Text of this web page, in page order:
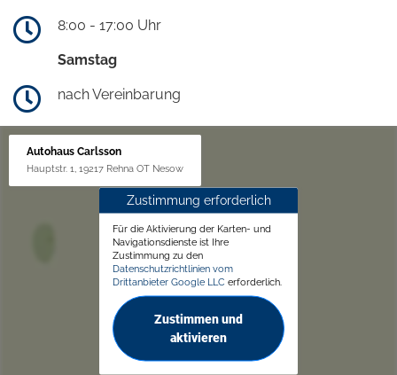
8:00 - 17:00 Uhr
Samstag
nach Vereinbarung
Autohaus Carlsson
Hauptstr. 1, 19217 Rehna OT Nesow
Zustimmung erforderlich
Für die Aktivierung der Karten- und
Navigationsdienste ist Ihre
Zustimmung zu den
Datenschutzrichtlinien vom
Drittanbieter Google LLC erforderlich.
Zustimmen und
aktivieren